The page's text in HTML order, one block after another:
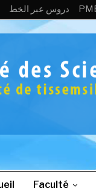
دروس عبر الخط
Faculté